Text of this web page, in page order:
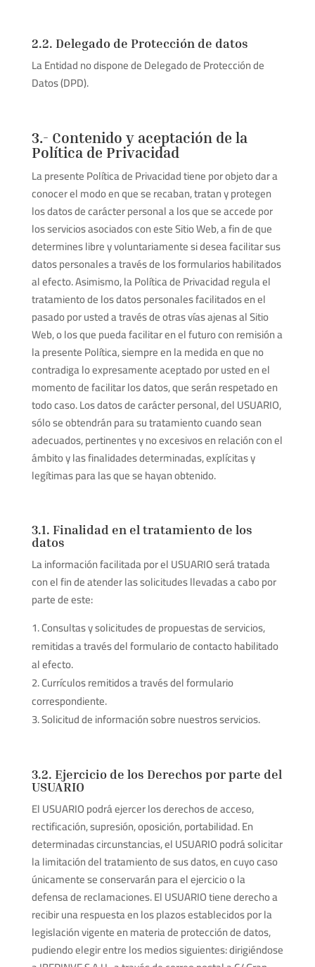
2.2. Delegado de Protección de datos
La Entidad no dispone de Delegado de Protección de
Datos (DPD).
3.- Contenido y aceptación de la
Política de Privacidad
La presente Política de Privacidad tiene por objeto dar a
conocer el modo en que se recaban, tratan y protegen
los datos de carácter personal a los que se accede por
los servicios asociados con este Sitio Web, a fin de que
determines libre y voluntariamente si desea facilitar sus
datos personales a través de los formularios habilitados
al efecto. Asimismo, la Política de Privacidad regula el
tratamiento de los datos personales facilitados en el
pasado por usted a través de otras vías ajenas al Sitio
Web, o los que pueda facilitar en el futuro con remisión a
la presente Política, siempre en la medida en que no
contradiga lo expresamente aceptado por usted en el
momento de facilitar los datos, que serán respetado en
todo caso. Los datos de carácter personal, del USUARIO,
sólo se obtendrán para su tratamiento cuando sean
adecuados, pertinentes y no excesivos en relación con el
ámbito y las finalidades determinadas, explícitas y
legítimas para las que se hayan obtenido.
3.1. Finalidad en el tratamiento de los
datos
La información facilitada por el USUARIO será tratada
con el fin de atender las solicitudes llevadas a cabo por
parte de este:
Consultas y solicitudes de propuestas de servicios,
remitidas a través del formulario de contacto habilitado
al efecto.
Currículos remitidos a través del formulario
correspondiente.
Solicitud de información sobre nuestros servicios.
3.2. Ejercicio de los Derechos por parte del
USUARIO
El USUARIO podrá ejercer los derechos de acceso,
rectificación, supresión, oposición, portabilidad. En
determinadas circunstancias, el USUARIO podrá solicitar
la limitación del tratamiento de sus datos, en cuyo caso
únicamente se conservarán para el ejercicio o la
defensa de reclamaciones. El USUARIO tiene derecho a
recibir una respuesta en los plazos establecidos por la
legislación vigente en materia de protección de datos,
pudiendo elegir entre los medios siguientes: dirigiéndose